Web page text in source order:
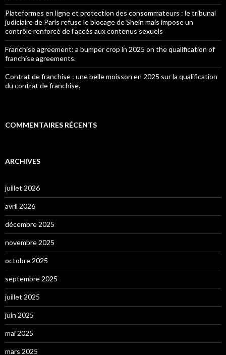
Plateformes en ligne et protection des consommateurs : le tribunal
judiciaire de Paris refuse le blocage de Shein mais impose un
contrôle renforcé de l’accès aux contenus sexuels
Franchise agreement: a bumper crop in 2025 on the qualification of
franchise agreements.
Contrat de franchise : une belle moisson en 2025 sur la qualification
du contrat de franchise.
COMMENTAIRES RÉCENTS
ARCHIVES
juillet 2026
avril 2026
décembre 2025
novembre 2025
octobre 2025
septembre 2025
juillet 2025
juin 2025
mai 2025
mars 2025